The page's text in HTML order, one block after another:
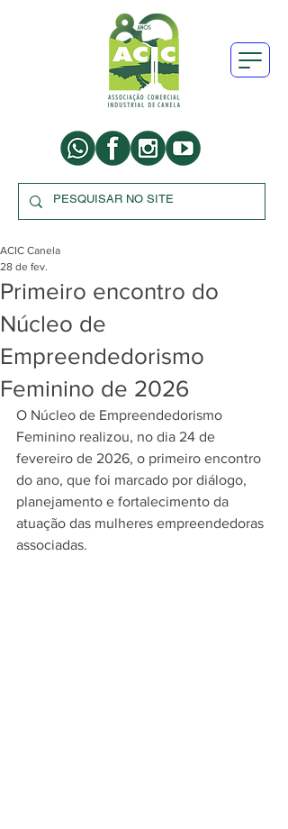
Primeiro encontro do
Núcleo de
Empreendedorismo
Feminino de 2026
ACIC Canela
28 de fev.
O Núcleo de Empreendedorismo
Feminino realizou, no dia 24 de
fevereiro de 2026, o primeiro encontro
do ano, que foi marcado por diálogo,
planejamento e fortalecimento da
atuação das mulheres empreendedoras
associadas.